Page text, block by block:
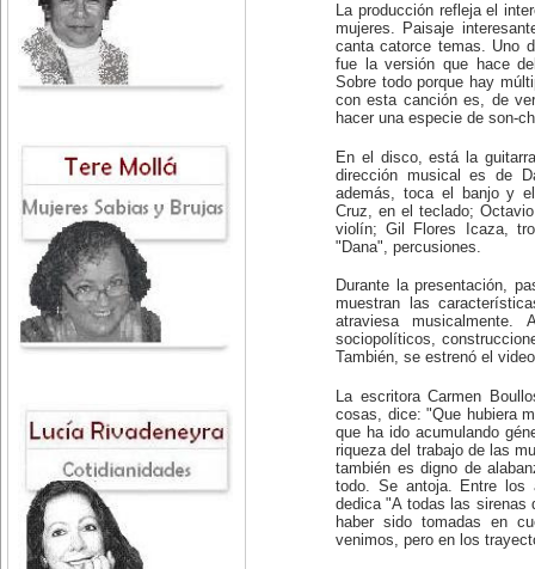
La producción refleja el
mujeres. Paisaje
canta catorce temas. Uno
fue la versión que hace
Sobre todo porque hay
con esta canción es, de
hacer una especie de son-
En el disco, está la
dirección musical es de
además, toca el banjo y
Cruz, en el teclado;
violín; Gil Flores Icaza,
"Dana", percusiones.
Durante la presentación,
muestran las
atraviesa musicalmente.
sociopolíticos,
También, se estrenó el
La escritora Carmen
cosas, dice: "Que hubiera
que ha ido acumulando
riqueza del trabajo de las
también es digno de
todo. Se antoja. Entre los
dedica "A todas las sirenas
haber sido tomadas en
venimos, pero en los